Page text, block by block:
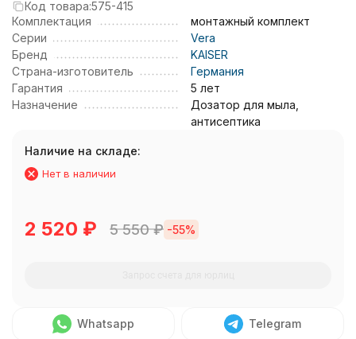
Код товара:575-415
Комплектация
монтажный комплект
Серии
Vera
Бренд
KAISER
Страна-изготовитель
Германия
Гарантия
5 лет
Назначение
Дозатор для мыла,
антисептика
Наличие на складе:
Нет в наличии
2 520 ₽ 5 550₽ -55%
Whatsapp Telegram